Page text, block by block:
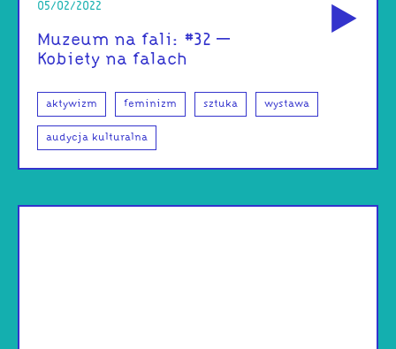
05/02/2022
Muzeum na fali: #32 –
Kobiety na falach
aktywizm feminizm sztuka wystawa
audycja kulturalna